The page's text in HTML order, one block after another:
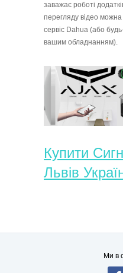
заважає роботі
перегляду відео
сервіс Dahua (або
вашим обладнанням).
Купити
Львів
Ми в